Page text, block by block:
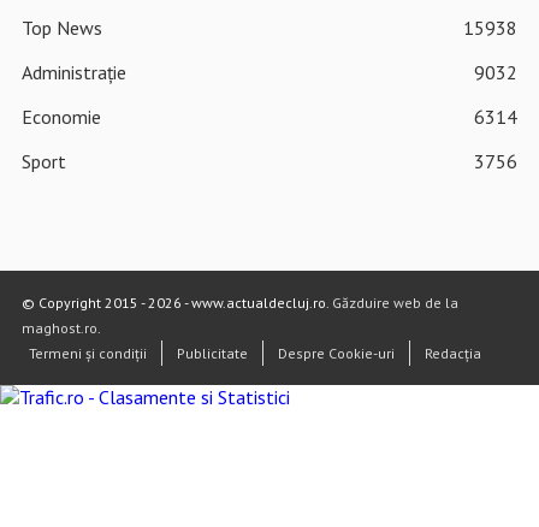
Top News
15938
Administrație
9032
Economie
6314
Sport
3756
© Copyright 2015 - 2026 - www.actualdecluj.ro. Găzduire web de la
maghost.ro
Termeni și condiții
Publicitate Despre Cookie-uri Redacția